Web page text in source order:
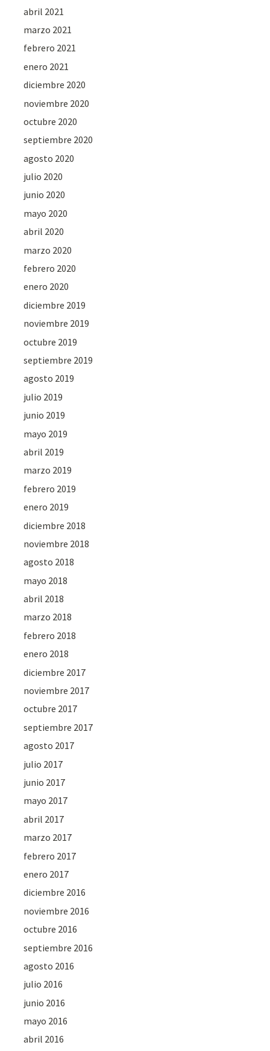
abril 2021
marzo 2021
febrero 2021
enero 2021
diciembre 2020
noviembre 2020
octubre 2020
septiembre 2020
agosto 2020
julio 2020
junio 2020
mayo 2020
abril 2020
marzo 2020
febrero 2020
enero 2020
diciembre 2019
noviembre 2019
octubre 2019
septiembre 2019
agosto 2019
julio 2019
junio 2019
mayo 2019
abril 2019
marzo 2019
febrero 2019
enero 2019
diciembre 2018
noviembre 2018
agosto 2018
mayo 2018
abril 2018
marzo 2018
febrero 2018
enero 2018
diciembre 2017
noviembre 2017
octubre 2017
septiembre 2017
agosto 2017
julio 2017
junio 2017
mayo 2017
abril 2017
marzo 2017
febrero 2017
enero 2017
diciembre 2016
noviembre 2016
octubre 2016
septiembre 2016
agosto 2016
julio 2016
junio 2016
mayo 2016
abril 2016